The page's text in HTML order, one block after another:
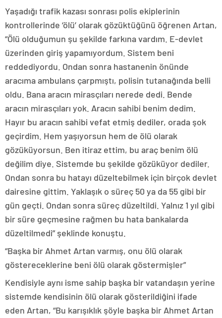
Yaşadığı trafik kazası sonrası polis ekiplerinin
kontrollerinde ‘ölü’ olarak gözüktüğünü öğrenen Artan,
“Ölü olduğumun şu şekilde farkına vardım. E-devlet
üzerinden giriş yapamıyordum. Sistem beni
reddediyordu. Ondan sonra hastanenin önünde
aracıma ambulans çarpmıştı, polisin tutanağında belli
oldu. Bana aracın mirasçıları nerede dedi. Bende
aracın mirasçıları yok. Aracın sahibi benim dedim.
Hayır bu aracın sahibi vefat etmiş dediler, orada şok
geçirdim. Hem yaşıyorsun hem de ölü olarak
gözüküyorsun. Ben itiraz ettim, bu araç benim ölü
değilim diye. Sistemde bu şekilde gözüküyor dediler.
Ondan sonra bu hatayı düzeltebilmek için birçok devlet
dairesine gittim. Yaklaşık o süreç 50 ya da 55 gibi bir
gün geçti. Ondan sonra süreç düzeltildi. Yalnız 1 yıl gibi
bir süre geçmesine rağmen bu hata bankalarda
düzeltilmedi” şeklinde konuştu.
“Başka bir Ahmet Artan varmış, onu ölü olarak
göstereceklerine beni ölü olarak göstermişler”
Kendisiyle aynı isme sahip başka bir vatandaşın yerine
sistemde kendisinin ölü olarak gösterildiğini ifade
eden Artan, “Bu karışıklık şöyle başka bir Ahmet Artan